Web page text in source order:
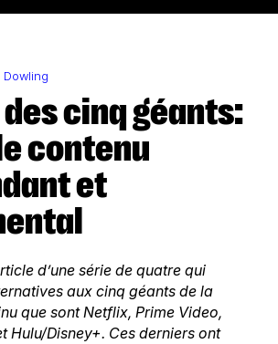
Dowling
contenu
et
d’une série de quatre qui
aux cinq géants de la
que sont Netflix, Prime Video,
Hulu/Disney+. Ces derniers ont